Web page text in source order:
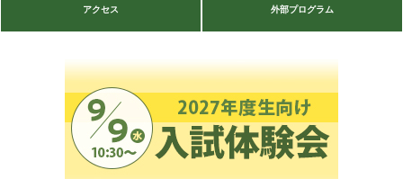
アクセス 外部プログラム